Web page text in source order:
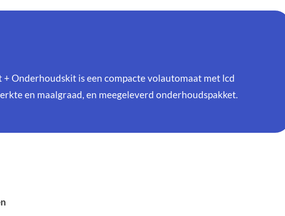
Onderhoudskit is een compacte volautomaat met lcd
en maalgraad, en meegeleverd onderhoudspakket.